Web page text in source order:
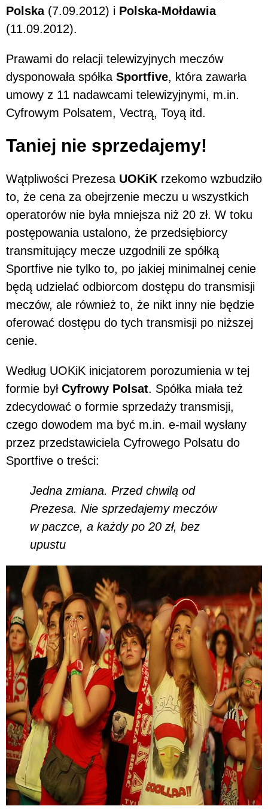
Polska(7.09.2012) i Polska-Mołdawia
(11.09.2012).
Prawami do relacji telewizyjnych meczów
dysponowała spółka Sportfive, która zawarła
umowy z 11 nadawcami telewizyjnymi, m.in.
Cyfrowym Polsatem, Vectrą, Toyą itd.
Taniej nie sprzedajemy!
Wątpliwości Prezesa UOKiK rzekomo wzbudziło
to, że cena za obejrzenie meczu u wszystkich
operatorów nie była mniejsza niż 20 zł. W toku
postępowania ustalono, że przedsiębiorcy
transmitujący mecze uzgodnili ze spółką
Sportfive nie tylko to, po jakiej minimalnej cenie
będą udzielać odbiorcom dostępu do transmisji
meczów, ale również to, że nikt inny nie będzie
oferować dostępu do tych transmisji po niższej
cenie.
Według UOKiK inicjatorem porozumienia w tej
formie byłCyfrowy Polsat. Spółka miała też
zdecydować o formie sprzedaży transmisji,
czego dowodem ma być m.in. e-mail wysłany
przez przedstawiciela Cyfrowego Polsatu do
Sportfive o treści:
Jedna zmiana. Przed chwilą od
Prezesa. Nie sprzedajemy meczów
w paczce, a każdy po 20 zł, bez
upustu